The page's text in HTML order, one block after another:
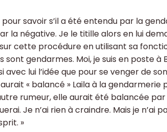
savoir s’il a été entendu par la
la négative. Je le titille alors en lui
cette procédure en utilisant sa
sont gendarmes. Moi, je suis en poste à
avec lui l’idée que pour se venger de
« balancé » Laila à la
rumeur, elle aurait été balancée
Je n’ai rien à craindre. Mais je n’ai
»